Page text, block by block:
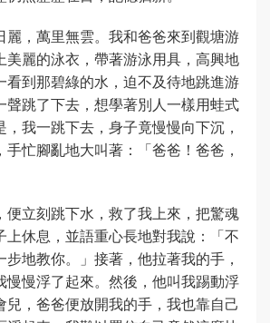
麗，萬里無雲。我和爸爸來到觀塘游
美麗的泳衣，帶著游泳用具，高興地
看到那碧綠的水，迫不及待地跳進游
聲跳了下去，想學著別人一樣用蛙式
我一跳下去，身子竟慢慢向下沉，
忙腳亂地大叫著：「爸爸！爸爸，
便立刻跳下水，救了我上來，把驚魂
上休息，並語重心長地對我說：「不
地教你。」接著，他拉著我的手，
慢慢浮了起來。然後，他叫我踢動浮
兒，爸爸便放開我的手，我也靠自己